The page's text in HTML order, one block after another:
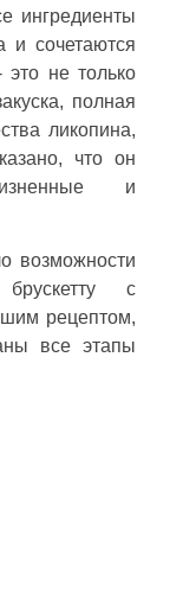
ингредиенты
и сочетаются
это не только
полная
ликопина,
что он
и
возможности
брускетту с
рецептом,
все этапы